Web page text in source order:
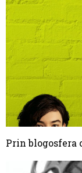
Prin blogosfera